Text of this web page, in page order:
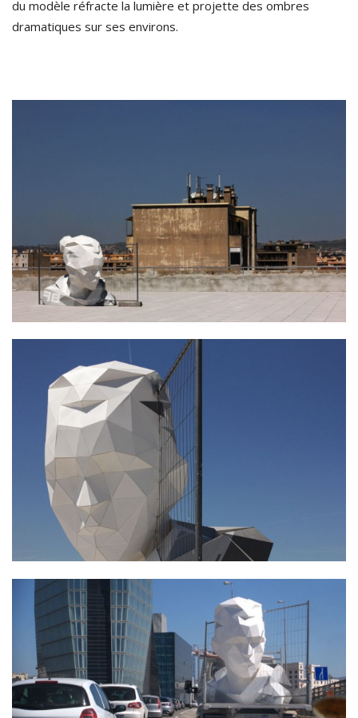
du modèle réfracte la lumière et projette des ombres
dramatiques sur ses environs.